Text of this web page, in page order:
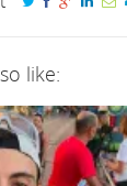
like: